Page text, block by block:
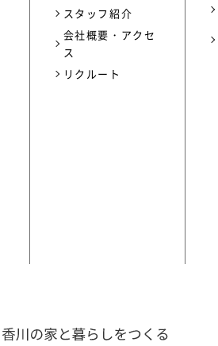
スタッフ紹介
会社概要・アクセ
ス
リクルート